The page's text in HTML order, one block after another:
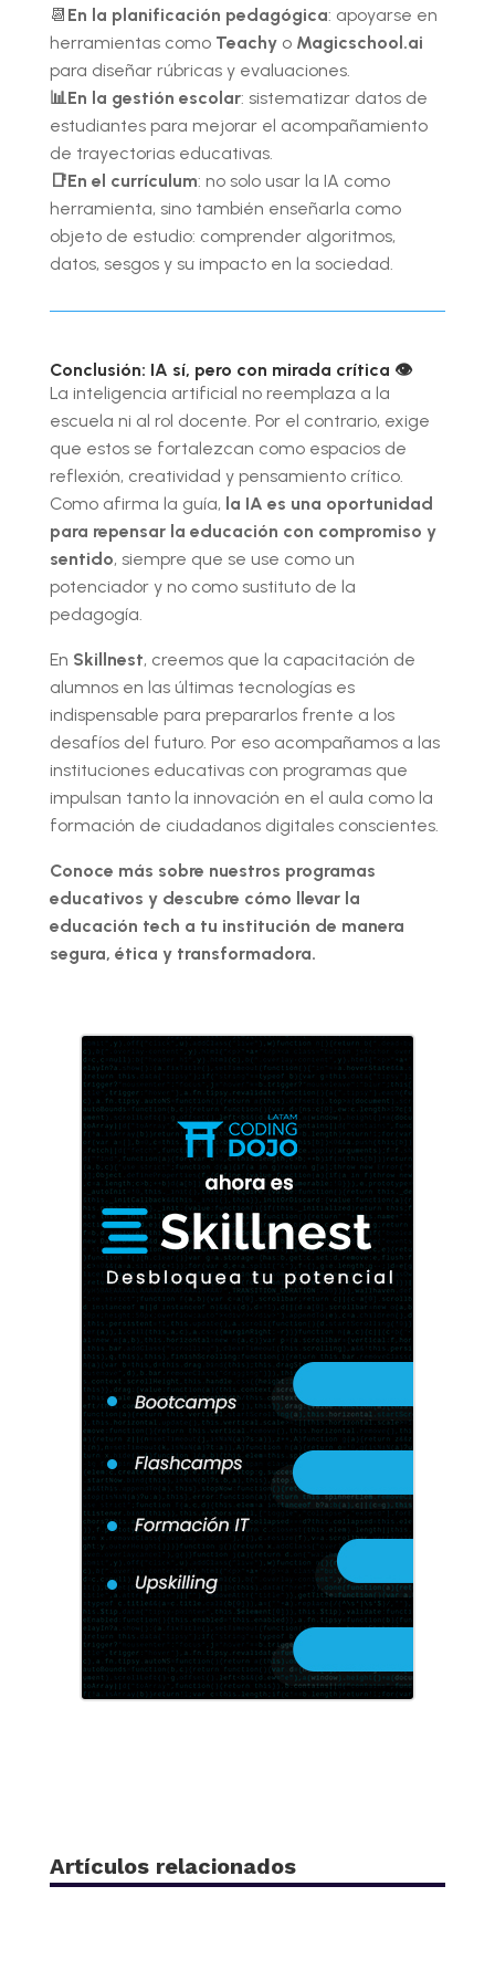
📆 En la planificación pedagógica: apoyarse en
herramientas como Teachyo Magicschool.ai
para diseñar rúbricas y evaluaciones.
📊En la gestión escolar: sistematizar datos de
estudiantes para mejorar el acompañamiento
de trayectorias educativas.
📑En el currículum: no solo usar la IA como
herramienta, sino también enseñarla como
objeto de estudio: comprender algoritmos,
datos, sesgos y su impacto en la sociedad.
Conclusión: IA sí, pero con mirada crítica 👁️
La inteligencia artificial no reemplaza a la
escuela ni al rol docente. Por el contrario, exige
que estos se fortalezcan como espacios de
reflexión, creatividad y pensamiento crítico.
Como afirma la guía, la IA es una oportunidad
para repensar la educación con compromiso y
sentido, siempre que se use como un
potenciador y no como sustituto de la
pedagogía.
En Skillnest, creemos que la capacitación de
alumnos en las últimas tecnologías es
indispensable para prepararlos frente a los
desafíos del futuro. Por eso acompañamos a las
instituciones educativas con programas que
impulsan tanto la innovación en el aula como la
formación de ciudadanos digitales conscientes.
Conoce más sobre nuestros programas
educativos y descubre cómo llevar la
educación tech a tu institución de manera
segura, ética y transformadora.
Artículos relacionados